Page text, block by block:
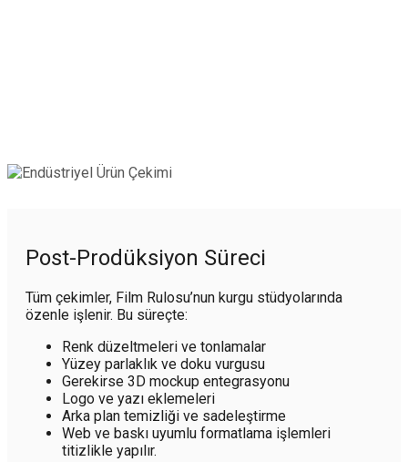
Post-Prodüksiyon Süreci
Tüm çekimler, Film Rulosu’nun kurgu stüdyolarında
özenle işlenir. Bu süreçte:
Renk düzeltmeleri ve tonlamalar
Yüzey parlaklık ve doku vurgusu
Gerekirse 3D mockup entegrasyonu
Logo ve yazı eklemeleri
Arka plan temizliği ve sadeleştirme
Web ve baskı uyumlu formatlama işlemleri
titizlikle yapılır.